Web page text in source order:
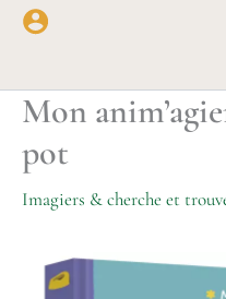
Mon
pot
Imagiers & cherche et